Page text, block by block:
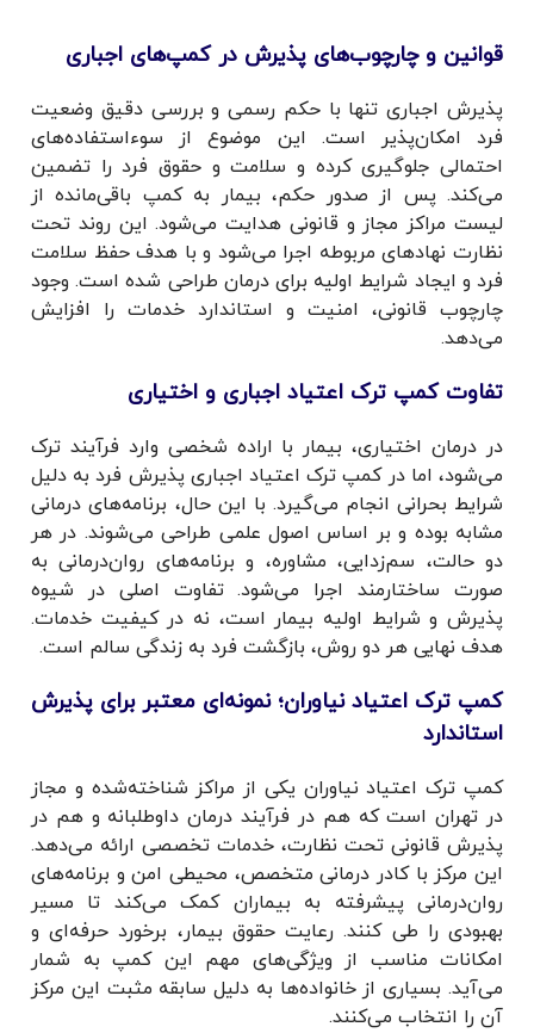
قوانین و چارچوب‌های پذیرش در کمپ‌های اجباری
پذیرش اجباری تنها با حکم رسمی و بررسی دقیق وضعیت
فرد امکان‌پذیر است. این موضوع از سوءاستفاده‌های
احتمالی جلوگیری کرده و سلامت و حقوق فرد را تضمین
می‌کند. پس از صدور حکم، بیمار به کمپ باقی‌مانده از
لیست مراکز مجاز و قانونی هدایت می‌شود. این روند تحت
نظارت نهادهای مربوطه اجرا می‌شود و با هدف حفظ سلامت
فرد و ایجاد شرایط اولیه برای درمان طراحی شده است. وجود
چارچوب قانونی، امنیت و استاندارد خدمات را افزایش
می‌دهد.
تفاوت کمپ ترک اعتیاد اجباری و اختیاری
در درمان اختیاری، بیمار با اراده شخصی وارد فرآیند ترک
می‌شود، اما در کمپ ترک اعتیاد اجباری پذیرش فرد به دلیل
شرایط بحرانی انجام می‌گیرد. با این حال، برنامه‌های درمانی
مشابه بوده و بر اساس اصول علمی طراحی می‌شوند. در هر
دو حالت، سم‌زدایی، مشاوره، و برنامه‌های روان‌درمانی به
صورت ساختارمند اجرا می‌شود. تفاوت اصلی در شیوه
پذیرش و شرایط اولیه بیمار است، نه در کیفیت خدمات.
هدف نهایی هر دو روش، بازگشت فرد به زندگی سالم است.
کمپ ترک اعتیاد نیاوران؛ نمونه‌ای معتبر برای پذیرش
استاندارد
کمپ ترک اعتیاد نیاوران یکی از مراکز شناخته‌شده و مجاز
در تهران است که هم در فرآیند درمان داوطلبانه و هم در
پذیرش قانونی تحت نظارت، خدمات تخصصی ارائه می‌دهد.
این مرکز با کادر درمانی متخصص، محیطی امن و برنامه‌های
روان‌درمانی پیشرفته به بیماران کمک می‌کند تا مسیر
بهبودی را طی کنند. رعایت حقوق بیمار، برخورد حرفه‌ای و
امکانات مناسب از ویژگی‌های مهم این کمپ به شمار
می‌آید. بسیاری از خانواده‌ها به دلیل سابقه مثبت این مرکز
آن را انتخاب می‌کنند.